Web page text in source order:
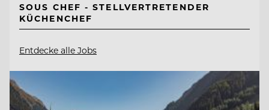
SOUS CHEF - STELLVERTRETENDER
KÜCHENCHEF
Entdecke alle Jobs